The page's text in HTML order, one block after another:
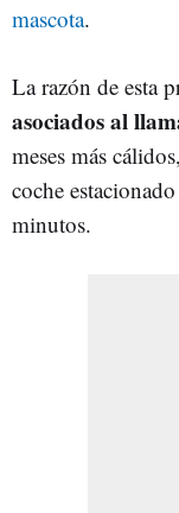
mascota.
La razón de esta
asociados al
meses más
coche
minutos.